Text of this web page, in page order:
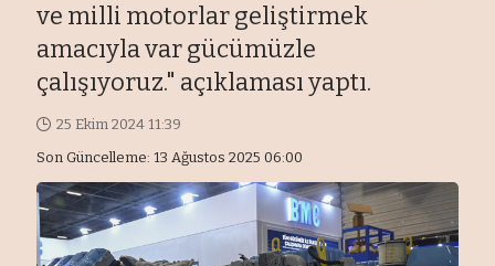
ve milli motorlar geliştirmek
amacıyla var gücümüzle
çalışıyoruz." açıklaması yaptı.
Son Güncelleme: 13 Ağustos 2025 06:00
25 Ekim 2024 11:39